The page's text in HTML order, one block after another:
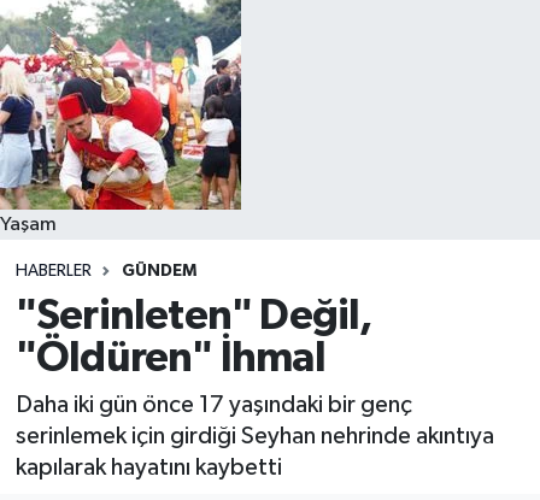
Yaşam
HABERLER GÜNDEM
"Serinleten" Değil,
"Öldüren" İhmal
Daha iki gün önce 17 yaşındaki bir genç
serinlemek için girdiği Seyhan nehrinde akıntıya
kapılarak hayatını kaybetti